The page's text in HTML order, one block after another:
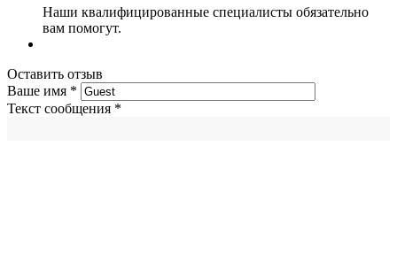
Наши квалифицированные специалисты обязательно
вам помогут.
Оставить отзыв
Ваше имя *
Текст сообщения *